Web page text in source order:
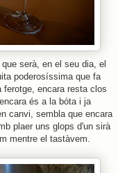
serà, en el seu dia, el
poderosíssima que fa
ferotge, encara resta clos
és a la bóta i ja
canvi, sembla que encara
plaer uns glops d'un sirà
mentre el tastàvem.